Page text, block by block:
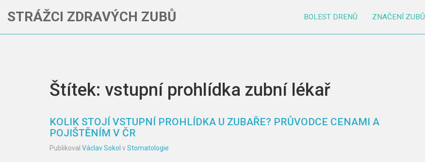
STRÁŽCI ZDRAVÝCH ZUBŮ BOLEST DRENŮ ZNAČENÍ ZUBŮ
Štítek: vstupní prohlídka zubní lékař
KOLIK STOJÍ VSTUPNÍ PROHLÍDKA U ZUBAŘE? PRŮVODCE CENAMI A
POJIŠTĚNÍM V ČR
Publikoval Václav Sokol vStomatologie